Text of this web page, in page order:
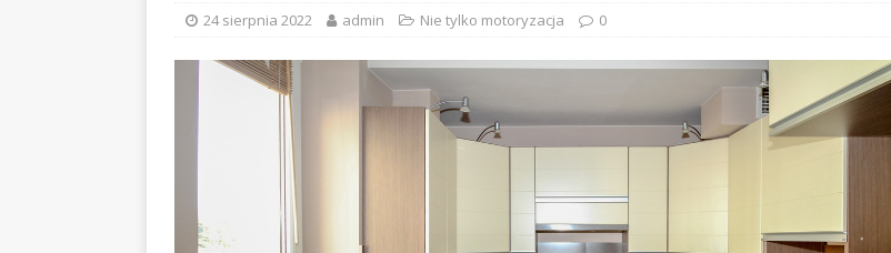
24 sierpnia 2022 admin Nie tylko motoryzacja 0